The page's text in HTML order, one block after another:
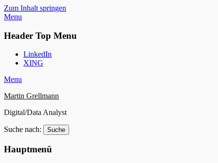
Zum Inhalt springen
Menu
Header Top Menu
LinkedIn
XING
Menu
Martin Grellmann
Digital/Data Analyst
Suche nach:
Hauptmenü